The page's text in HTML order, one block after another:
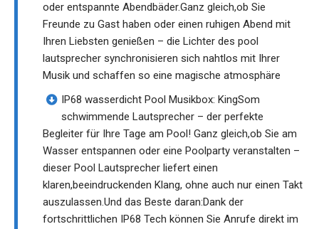
oder entspannte Abendbäder.Ganz gleich,ob Sie
Freunde zu Gast haben oder einen ruhigen Abend mit
Ihren Liebsten genießen – die Lichter des pool
lautsprecher synchronisieren sich nahtlos mit Ihrer
Musik und schaffen so eine magische atmosphäre
IP68 wasserdicht Pool Musikbox: KingSom
schwimmende Lautsprecher – der perfekte
Begleiter für Ihre Tage am Pool! Ganz gleich,ob Sie am
Wasser entspannen oder eine Poolparty veranstalten –
dieser Pool Lautsprecher liefert einen
klaren,beeindruckenden Klang, ohne auch nur einen Takt
auszulassen.Und das Beste daran:Dank der
fortschrittlichen IP68 Tech können Sie Anrufe direkt im